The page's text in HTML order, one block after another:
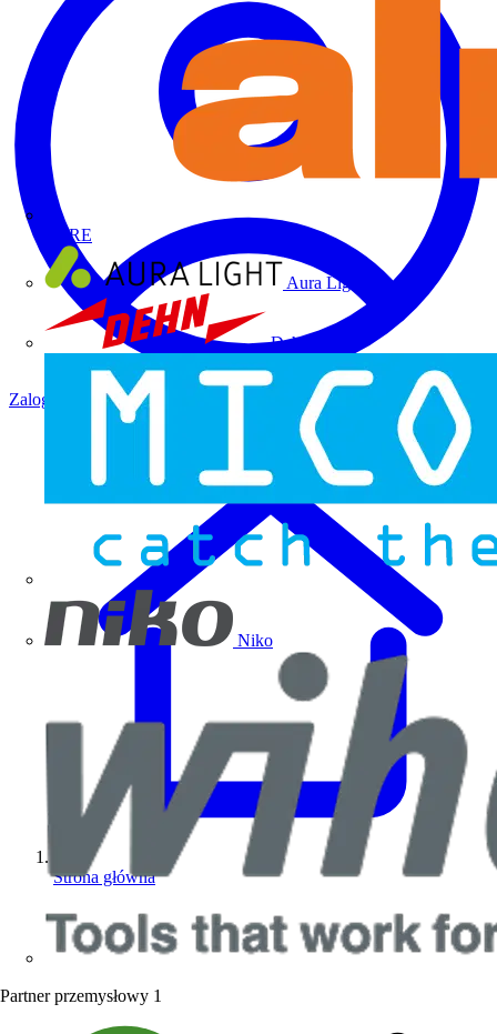
ALRE
Aura Light
Dehn
Niko
Partner przemysłowy 1
Zaloguj się Zarejestruj się
Strona główna